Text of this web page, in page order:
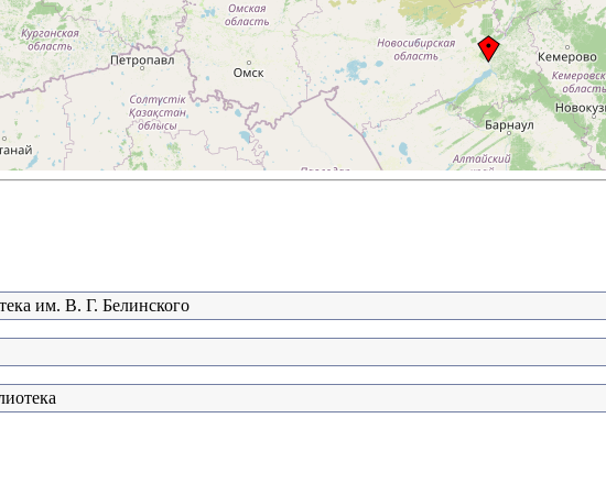
им. В. Г. Белинского